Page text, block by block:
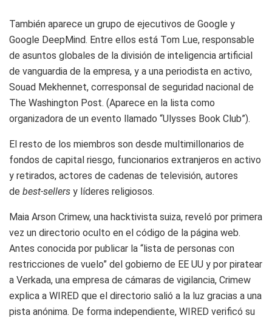
También aparece un grupo de ejecutivos de Google y
Google DeepMind. Entre ellos está Tom Lue, responsable
de asuntos globales de la división de inteligencia artificial
de vanguardia de la empresa, y a una periodista en activo,
Souad Mekhennet, corresponsal de seguridad nacional de
The Washington Post. (Aparece en la lista como
organizadora de un evento llamado “Ulysses Book Club”).
El resto de los miembros son desde multimillonarios de
fondos de capital riesgo, funcionarios extranjeros en activo
y retirados, actores de cadenas de televisión, autores
de best-sellers y líderes religiosos.
Maia Arson Crimew, una hacktivista suiza, reveló por primera
vez un directorio oculto en el código de la página web.
Antes conocida por publicar la “lista de personas con
restricciones de vuelo” del gobierno de EE UU y por piratear
a Verkada, una empresa de cámaras de vigilancia, Crimew
explica a WIRED que el directorio salió a la luz gracias a una
pista anónima. De forma independiente, WIRED verificó su